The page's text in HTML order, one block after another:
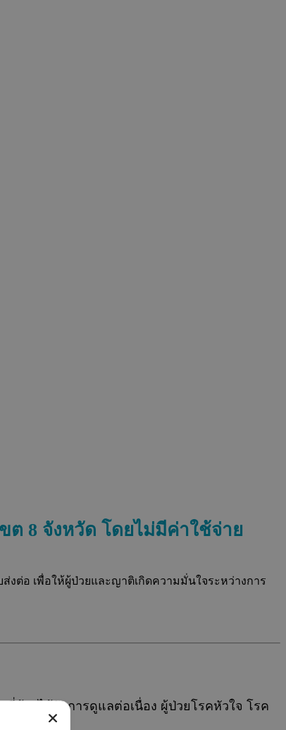
ขต 8 จังหวัด โดยไม่มีค่าใช้จ่าย
ต่อ เพื่อให้ผู้ป่วยและญาติเกิดความมั่นใจระหว่างการ
ที่ต้องได้รับการดูแลต่อเนื่อง ผู้ป่วยโรคหัวใจ โรค